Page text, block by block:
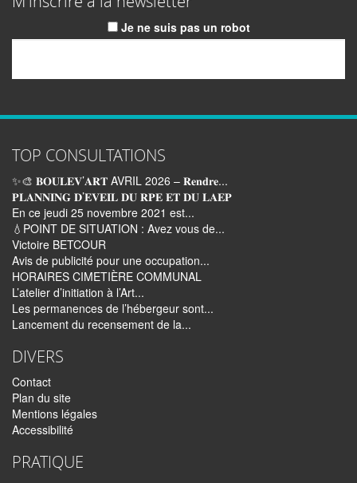
Je ne suis pas un robot
TOP CONSULTATIONS
✨🎨 𝐁𝐎𝐔𝐋𝐄𝐕’𝐀𝐑𝐓 AVRIL 2026 – 𝐑𝐞𝐧𝐝𝐫𝐞...
𝐏𝐋𝐀𝐍𝐍𝐈𝐍𝐆 𝐃’𝐄𝐕𝐄𝐈𝐋 𝐃𝐔 𝐑𝐏𝐄 𝐄𝐓 𝐃𝐔 𝐋𝐀𝐄𝐏
En ce jeudi 25 novembre 2021 est...
💧POINT DE SITUATION : Avez vous de...
Victoire BETCOUR
Avis de publicité pour une occupation...
HORAIRES CIMETIÈRE COMMUNAL
L’atelier d’initiation à l’Art...
Les permanences de l’hébergeur sont...
Lancement du recensement de la...
DIVERS
Contact
Plan du site
Mentions légales
Accessibilité
PRATIQUE